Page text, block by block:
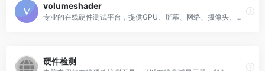
volumeshader
专业的在线硬件测试平台，提供GPU、屏幕、网络、摄像头、麦克风、扬声器、鼠标、键盘等全方位硬件检测工具。
硬件检测